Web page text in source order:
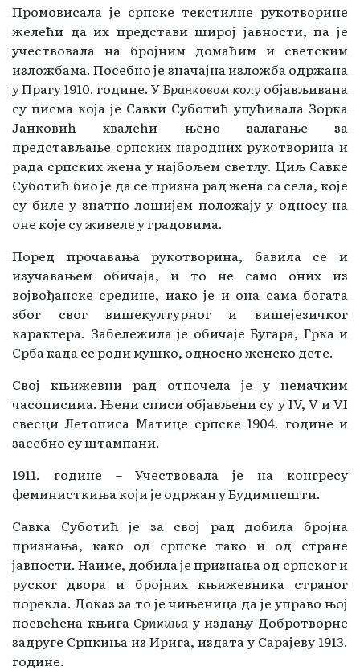
Промовисала је српске текстилне рукотворине
желећи да их представи широј јавности, па је
учествовала на бројним домаћим и светским
изложбама. Посебно је значајна изложба одржана
у Прагу 1910. године. УБранковом колу објављивана
су писма која је Савки Суботић упућивала Зорка
Јанковић хвалећи њено залагање за
представљање српских народних рукотворина и
рада српских жена у најбољем светлу. Циљ Савке
Суботић био је да се призна рад жена са села, које
су биле у знатно лошијем положају у односу на
оне које су живеле у градовима.
Поред прочавања рукотворина, бавила се и
изучавањем обичаја, и то не само оних из
војвођанске средине, иако је и она сама богата
због свог вишекултурног и вишејезичког
карактера. Забележила је обичаје Бугара, Грка и
Срба када се роди мушко, односно женско дете.
Свој књижевни рад отпочела је у немачким
часописима. Њени списи објављени су у IV, V и VI
свесци Летописа Матице српске 1904. године и
засебно су штампани.
1911. године – Учествовала је на конгресу
феминисткиња који је одржан у Будимпешти.
Савка Суботић је за свој рад добила бројна
признања, како од српске тако и од стране
јавности. Наиме, добила је признања од српског и
руског двора и бројних књижевника страног
порекла. Доказ за то је чињеница да је управо њој
посвећена књига Српкиња у издању Добротворне
задруге Српкиња из Ирига, издата у Сарајеву 1913.
године.